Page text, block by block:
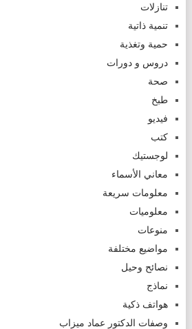
تنازلات
تنمية ذاتية
حمية وتغذية
دروس و دورات
صحة
طبخ
فيديو
كتب
لوجستيك
معاني الأسماء
معلومات سريعة
معلوميات
منوعات
مواضيع مختلفة
نصائح وحيل
نماذج
هواتف ذكية
وصفات الدكتور عماد ميزاب